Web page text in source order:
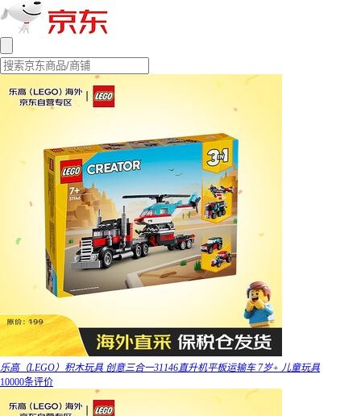
乐高（LEGO）积木玩具 创意三合一31146直升机平板运输车 7岁+ 儿童玩具
10000条评价